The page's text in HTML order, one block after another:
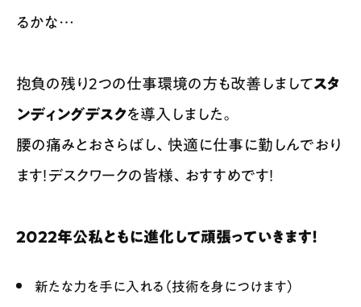
るかな…
抱負の残り2つの仕事環境の方も改善しましてスタ
ンディングデスクを導入しました。
腰の痛みとおさらばし、快適に仕事に勤しんでおり
ます！デスクワークの皆様、おすすめです！
2022年公私ともに進化して頑張っていきます！
新たな力を手に入れる（技術を身につけます）